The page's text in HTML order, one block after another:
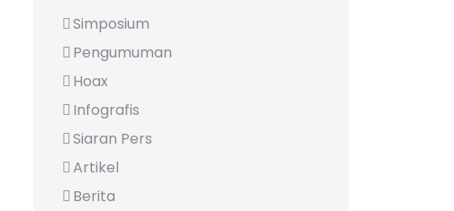
Simposium
Pengumuman
Hoax
Infografis
Siaran Pers
Artikel
Berita